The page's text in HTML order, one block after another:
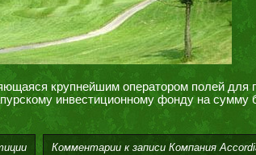
крупнейшим оператором полей для
инвестиционному фонду на
Комментариик записи Компания